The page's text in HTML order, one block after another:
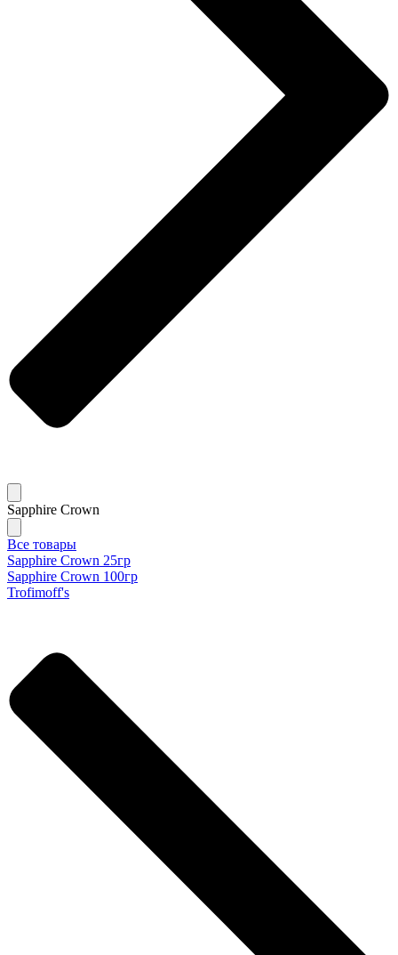
Sapphire Crown
Все товары
Sapphire Crown 25гр
Sapphire Crown 100гр
Trofimoff's